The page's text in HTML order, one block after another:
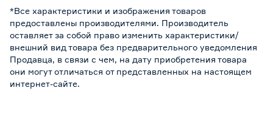
*Все характеристики и изображения товаров
предоставлены производителями. Производитель
оставляет за собой право изменить характеристики/
внешний вид товара без предварительного уведомления
Продавца, в связи с чем, на дату приобретения товара
они могут отличаться от представленных на настоящем
интернет-сайте.